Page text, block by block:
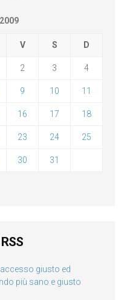
V S D
2 3 4
9 10 11
16 17 18
23 24 25
30 31
accesso giusto ed
più sano e giusto